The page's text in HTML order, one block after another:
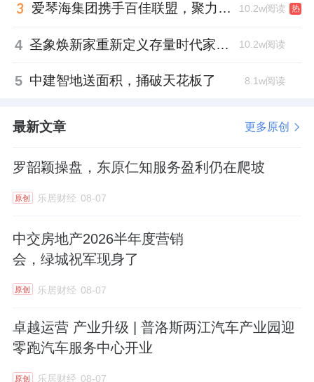
爱琴海集团携手百佳联盟，聚力共拓存量商业新赛道 10.2w阅读 热
4 圣象焕新家重新定义存量时代家居升级逻辑，筑牢说换就换的底气！ 10.2w阅读
5 中建智地送面积，捅破天花板了 8.1w阅读
最新文章 更多原创
罗韶颖操盘，东原仁知服务盈利仍在爬坡
原创 乐居财经 08-07
中交房地产2026半年度营销
会，绿城祝军现身了
原创 乐居财经 08-07
卓越运营 产业升级 | 普洛斯两江汽车产业园迎
零跑汽车服务中心开业
原创 乐居财经 08-07